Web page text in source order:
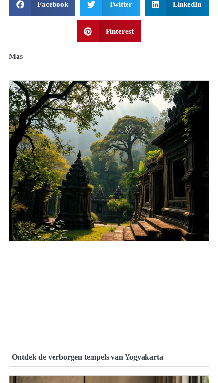
Facebook Twitter LinkedIn
Pinterest
Mas
Ontdek de verborgen tempels van Yogyakarta